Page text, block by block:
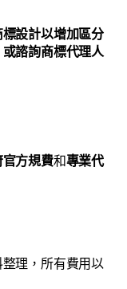
設計以增加區分
諮詢商標代理人
方規費和專業代
理，所有費用以